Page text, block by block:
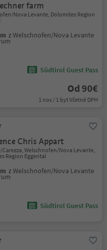
farm
Nova Levante, Dolomites Region
z Welschnofen/Nova Levante
Südtirol Guest Pass
Od 90€
1 noc / 1 byt Včetně DPH
Chris Appart
Carezza, Welschnofen/Nova Levante,
Region Eggental
z Welschnofen/Nova Levante
Südtirol Guest Pass